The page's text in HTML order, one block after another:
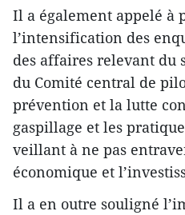
Il a également appelé à
l’intensification des
des affaires relevant du
du Comité central de
prévention et la lutte
gaspillage et les
veillant à ne pas
économique et
Il a en outre souligné